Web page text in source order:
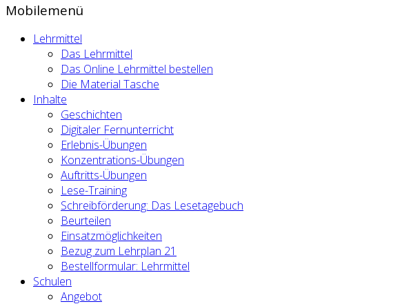
Mobilemenü
Lehrmittel
Das Lehrmittel
Das Online Lehrmittel bestellen
Die Material Tasche
Inhalte
Geschichten
Digitaler Fernunterricht
Erlebnis-Übungen
Konzentrations-Übungen
Auftritts-Übungen
Lese-Training
Schreibförderung: Das Lesetagebuch
Beurteilen
Einsatzmöglichkeiten
Bezug zum Lehrplan 21
Bestellformular: Lehrmittel
Schulen
Angebot